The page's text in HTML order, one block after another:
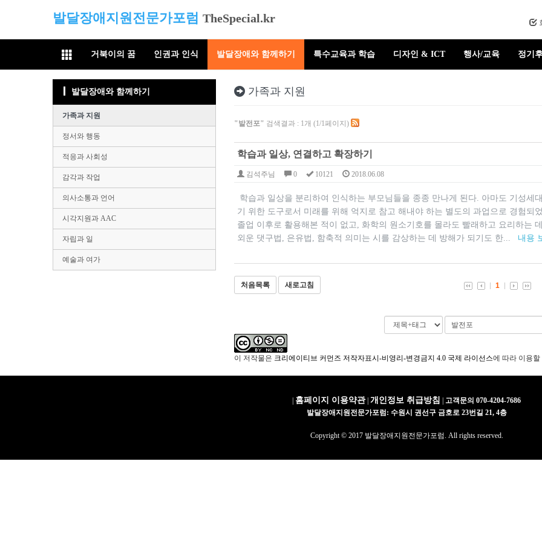
발달장애지원전문가포럼 TheSpecial.kr
거북이의 꿈 인권과 인식 발달장애와 함께하기 특수교육과 학습 디자인 & ICT 행사/교육 정기
가족과 지원
"발전포" 검색결과 : 1개 (1/1페이지)
학습과 일상, 연결하고 확장하기
김석주님 0 10121 2018.06.08
학습과 일상을 분리하여 인식하는 부모님들을 종종 만나게 된다. 아마도 기성세
기 위한 도구로서 미래를 위해 억지로 참고 해내야 하는 별도의 과업으로 경험
졸업 이후로 활용해본 적이 없고, 화학의 원소기호를 몰라도 빨래하고 요리하는
외운 댓구법, 은유법, 함축적 의미는 시를 감상하는 데 방해가 되기도 한... 내용
처음목록 새로고침 1
이 저작물은 크리에이티브 커먼즈 저작자표시-비영리-변경금지 4.0 국제 라이선스에 따라 이용할
발달장애와 함께하기
가족과 지원
정서와 행동
적응과 사회성
감각과 작업
의사소통과 언어
시각지원과 AAC
자립과 일
예술과 여가
홈페이지 이용약관| 개인정보 취급방침
고객문의 070-4204-7686
발달장애지원전문가포럼: 수원시 권선구 금호로 23번길 21, 4층
Copyright © 2017 발달장애지원전문가포럼. All rights reserved.